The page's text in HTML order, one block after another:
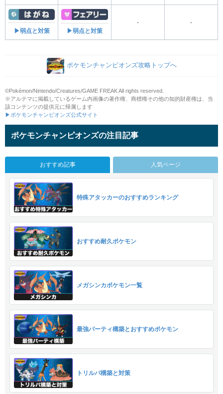
▶弱点と対策 ▶弱点と対策
- -
ポケモンチャンピオンズ攻略トップへ
©Pokémon/Nintendo/Creatures/GAME FREAK All rights reserved.
※アルテマに掲載しているゲーム内画像の著作権、商標権その他の知的財産権は、当
該コンテンツの提供元に帰属します
▶ポケモンチャンピオンズ公式サイト
ポケモンチャンピオンズの注目記事
おすすめ記事 人気ページ
特殊アタッカーのおすすめランキング
おすすめ耐久ポケモン
メガシンカポケモン一覧
最強パーティ構築とおすすめポケモン
トリルパ構築と対策